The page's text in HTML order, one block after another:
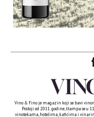
Vino & Fino je magazin koji se bavi
Postoji od 2011. godine, štampa se
vinotekama, hotelima, kafićima i